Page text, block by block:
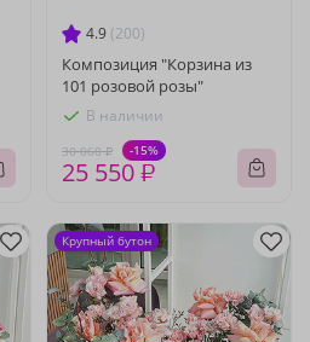
4.9 (200)
Композиция "Корзина из
101 розовой розы"
В наличии
30 060 ₽ -15%
25 550 ₽
Крупный бутон